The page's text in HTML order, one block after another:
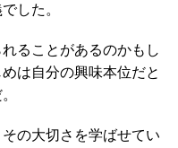
した。
ることがあるのかもし
は自分の興味本位だと
の大切さを学ばせてい